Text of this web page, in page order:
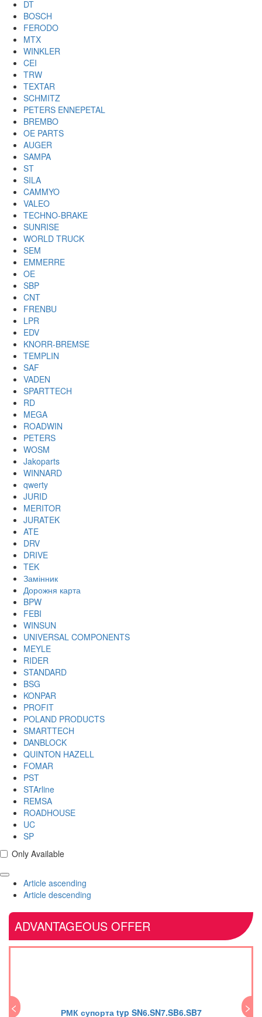
DT
BOSCH
FERODO
MTX
WINKLER
CEI
TRW
TEXTAR
SCHMITZ
PETERS ENNEPETAL
BREMBO
OE PARTS
AUGER
SAMPA
ST
SILA
CAMMYO
VALEO
TECHNO-BRAKE
SUNRISE
WORLD TRUCK
SEM
EMMERRE
OE
SBP
CNT
FRENBU
LPR
EDV
KNORR-BREMSE
TEMPLIN
SAF
VADEN
SPARTTECH
RD
MEGA
ROADWIN
PETERS
WOSM
Jakoparts
WINNARD
qwerty
JURID
MERITOR
JURATEK
ATE
DRV
DRIVE
TEK
Замінник
Дорожня карта
BPW
FEBI
WINSUN
UNIVERSAL COMPONENTS
MEYLE
RIDER
STANDARD
BSG
KONPAR
PROFIT
POLAND PRODUCTS
SMARTTECH
DANBLOCK
QUINTON HAZELL
FOMAR
PST
STArline
REMSA
ROADHOUSE
UC
SP
Only Available
Article ascending
Article descending
ADVANTAGEOUS OFFER
< РМК супорта typ SN6.SN7.SB6.SB7 >